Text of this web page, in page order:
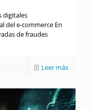
digitales
del e-commerce En
de fraudes
Leer más